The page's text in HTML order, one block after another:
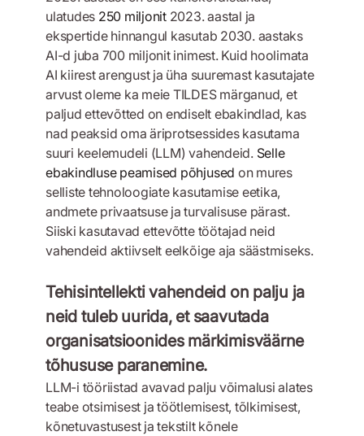
ulatudes 250 miljonit2023. aastal ja
ekspertide hinnangul kasutab 2030. aastaks
AI-d juba 700 miljonit inimest. Kuid hoolimata
AI kiirest arengust ja üha suuremast kasutajate
arvust oleme ka meie TILDES märganud, et
paljud ettevõtted on endiselt ebakindlad, kas
nad peaksid oma äriprotsessides kasutama
suuri keelemudeli (LLM) vahendeid. Selle
ebakindluse peamised põhjused on mures
selliste tehnoloogiate kasutamise eetika,
andmete privaatsuse ja turvalisuse pärast.
Siiski kasutavad ettevõtte töötajad neid
vahendeid aktiivselt eelkõige aja säästmiseks.
Tehisintellekti vahendeid on palju ja
neid tuleb uurida, et saavutada
organisatsioonides märkimisväärne
tõhususe paranemine.
LLM-i tööriistad avavad palju võimalusi alates
teabe otsimisest ja töötlemisest, tõlkimisest,
kõnetuvastusest ja tekstilt kõnele